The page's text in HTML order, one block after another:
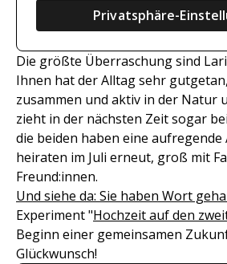
Privatsphäre-
Die größte Überraschung sind
Ihnen hat der Alltag sehr
zusammen und aktiv in der Natur
zieht in der nächsten Zeit sogar
die beiden haben eine aufregende
heiraten im Juli erneut, groß mit
Freund:innen.
Und siehe da: Sie haben Wort
Experiment "Hochzeit auf den
Beginn einer gemeinsamen
Glückwunsch!